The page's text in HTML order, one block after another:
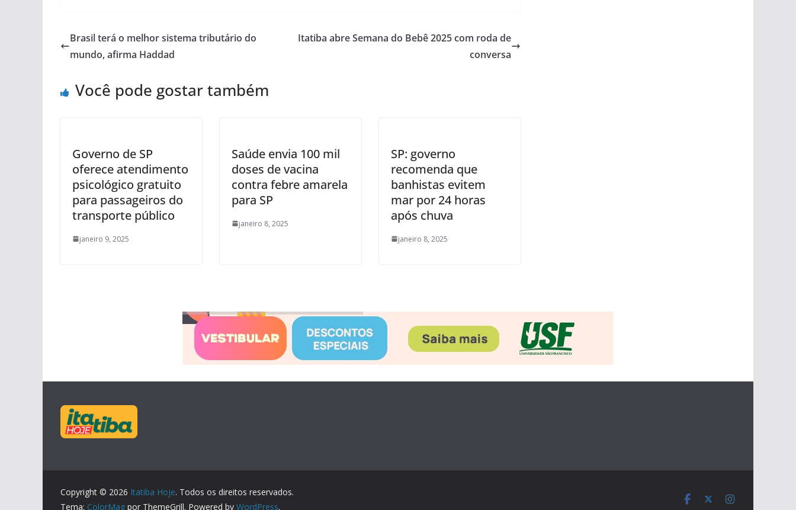
Brasil terá o melhor sistema tributário do
mundo, afirma Haddad
Itatiba abre Semana do Bebê 2025 com roda de
conversa
Você pode gostar também
Governo de SP
oferece atendimento
psicológico gratuito
para passageiros do
transporte público
janeiro 9, 2025
Saúde envia 100 mil
doses de vacina
contra febre amarela
para SP
janeiro 8, 2025
SP: governo
recomenda que
banhistas evitem
mar por 24 horas
após chuva
janeiro 8, 2025
Copyright © 2026 Itatiba Hoje. Todos os direitos reservados.
Tema: ColorMag por ThemeGrill. Powered by WordPress.